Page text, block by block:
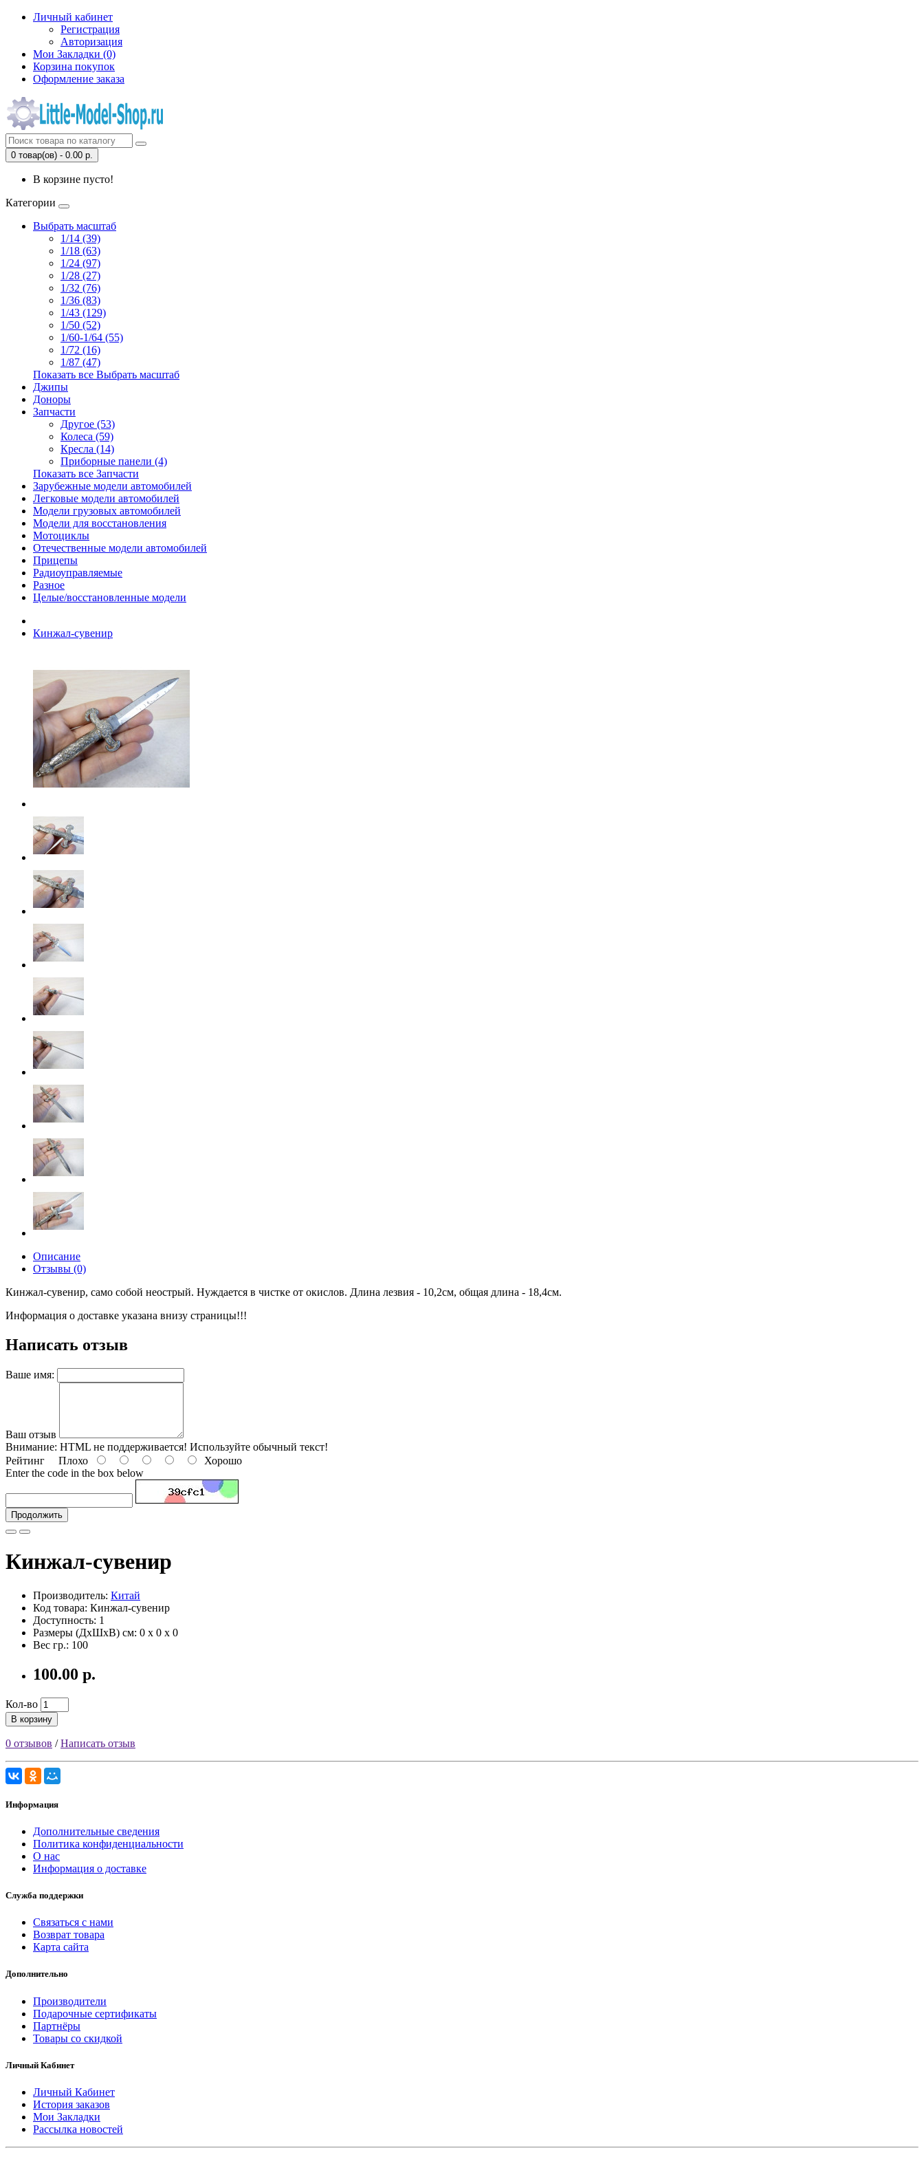
Личный кабинет
Регистрация
Авторизация
Мои Закладки (0)
Корзина покупок
Оформление заказа
0 товар(ов) - 0.00 р.
В корзине пусто!
Категории
Выбрать масштаб
1/14 (39)
1/18 (63)
1/24 (97)
1/28 (27)
1/32 (76)
1/36 (83)
1/43 (129)
1/50 (52)
1/60-1/64 (55)
1/72 (16)
1/87 (47)
Показать все Выбрать масштаб
Джипы
Доноры
Запчасти
Другое (53)
Колеса (59)
Кресла (14)
Приборные панели (4)
Показать все Запчасти
Зарубежные модели автомобилей
Легковые модели автомобилей
Модели грузовых автомобилей
Модели для восстановления
Мотоциклы
Отечественные модели автомобилей
Прицепы
Радиоуправляемые
Разное
Целые/восстановленные модели
Кинжал-сувенир
Описание
Отзывы (0)
Кинжал-сувенир, само собой неострый. Нуждается в чистке от окислов. Длина лезвия - 10,2см, общая длина - 18,4см.
Информация о доставке указана внизу страницы!!!
Написать отзыв
Ваше имя:
Ваш отзыв
Внимание: HTML не поддерживается! Используйте обычный текст!
Рейтинг Плохо
Хорошо
Enter the code in the box below
Продолжить
Кинжал-сувенир
Производитель: Китай
Код товара: Кинжал-сувенир
Доступность: 1
Размеры (ДxШxВ) см: 0 x 0 x 0
Вес гр.: 100
100.00 р.
Кол-во
В корзину
0 отзывов /Написать отзыв
Информация
Дополнительные сведения
Политика конфиденциальности
О нас
Информация о доставке
Служба поддержки
Связаться с нами
Возврат товара
Карта сайта
Дополнительно
Производители
Подарочные сертификаты
Партнёры
Товары со скидкой
Личный Кабинет
Личный Кабинет
История заказов
Мои Закладки
Рассылка новостей